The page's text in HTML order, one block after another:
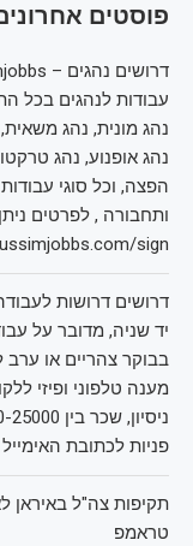
פוסטים
עבודות לנהגים בכל
נהג מונית, נהג
נהג אופנוע, נהג
הפצה, וכל סוגי
ותחבורה , לפרטים
sign/
יד שניה, מדובר על
בבוקר צהריים או
פניות לכתובת האימייל allwhatyouneed2024@gmail.com
תקיפות צה"ל באיראן
טראמפ